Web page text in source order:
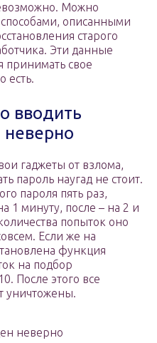
Можно
описанными
старого
Эти данные
принимать свое
есть.
вводить
неверно
гаджеты от взлома,
пароль наугад не стоит.
пароля пять раз,
1 минуту, после – на 2 и
попыток оно
Если же на
функция
на подбор
После этого все
уничтожены.
неверно